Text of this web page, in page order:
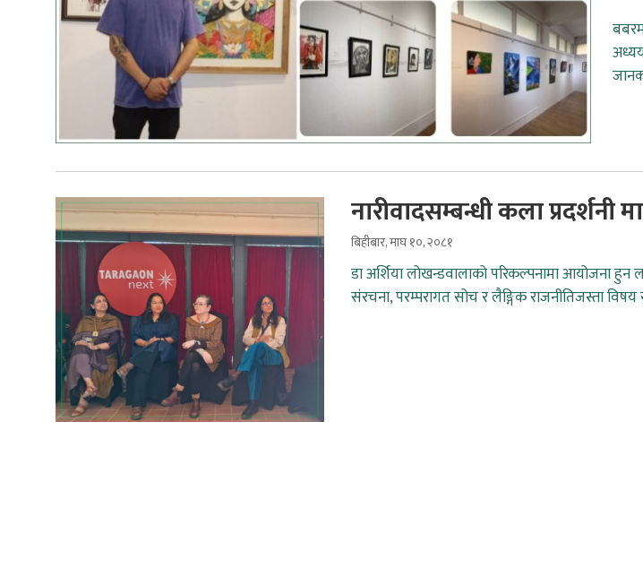
नारीवादसम्बन्धी कला प्रदर्शनी
बिहीबार, माघ १०, २०८१
डा अर्शिया लोखन्डवालाको परिकल्पनामा आयोजना हुन
संरचना, परम्परागत सोच र लैङ्गिक राजनीतिजस्ता